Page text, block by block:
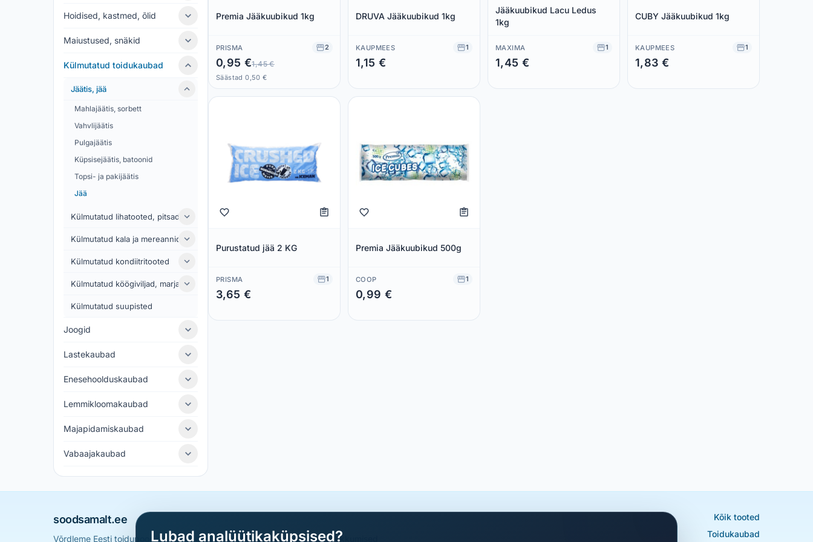
Hoidised, kastmed, õlid
Maiustused, snäkid
Külmutatud toidukaubad
Jäätis, jää
Mahlajäätis, sorbett
Vahvlijäätis
Pulgajäätis
Küpsisejäätis, batoonid
Topsi- ja pakijäätis
Jää
Külmutatud lihatooted, pitsad
Külmutatud kala ja mereannid
Külmutatud kondiitritooted
Külmutatud köögiviljad, marjad
Külmutatud suupisted
Joogid
Lastekaubad
Enesehoolduskaubad
Lemmikloomakaubad
Majapidamiskaubad
Vabaajakaubad
Premia Jääkuubikud 1kg
PRISMA 2
0,95 €1,45 €
Säästad 0,50 €
DRUVA Jääkuubikud 1kg
KAUPMEES 1
1,15 €
Jääkuubikud Lacu Ledus
1kg
MAXIMA 1
1,45 €
CUBY Jääkuubikud 1kg
KAUPMEES 1
1,83 €
Purustatud jää 2 KG
PRISMA 1
3,65 €
Premia Jääkuubikud 500g
COOP 1
0,99 €
soodsamalt.ee
Võrdleme Eesti toidupoodide hindu ja aitame sul leida parimad sooduspakkumised
Kõik tooted
Toidukaubad
Lubad analüütikaküpsised?